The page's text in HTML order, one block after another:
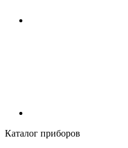
Каталог приборов